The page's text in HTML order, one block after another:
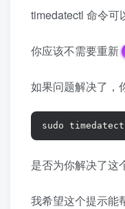
timedatectl 命令可
你应该不需要重新
如果问题解决了，
sudo
是否为你解决了这
我希望这个提示能